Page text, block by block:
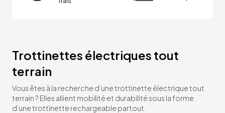
Trottinettes électriques tout
terrain
Vous êtes à la recherche d’une trottinette électrique tout
terrain ? Elles allient mobilité et durabilité sous la forme
d’une trottinette rechargeable partout.